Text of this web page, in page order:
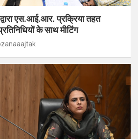
एस.आई.आर. प्रक्रिया तहत
के साथ मीटिंग